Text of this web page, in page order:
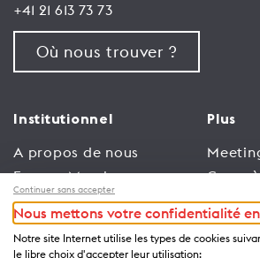
+41 21 613 73 73
Où nous trouver ?
Institutionnel
A propos de nous
Espace Membres
Emploi
Conditions générales
d’utilisation
Plus
Trade
Continuer sans accepter
Nous mettons votre confidentialité
Notre site Internet utilise les types de cookies
le libre choix d'accepter leur utilisation: